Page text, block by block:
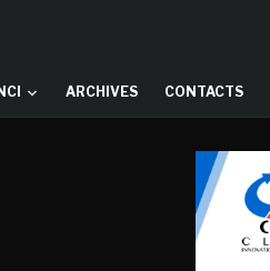
ARCHIVES CONTACTS